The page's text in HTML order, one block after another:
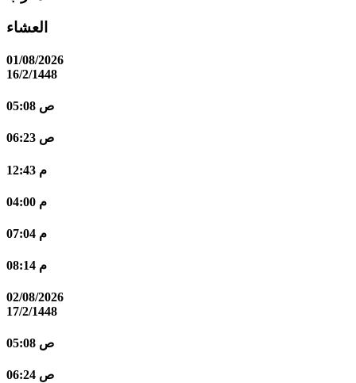
العشاء
01/08/2026
16/2/1448
05:08 ص
06:23 ص
12:43 م
04:00 م
07:04 م
08:14 م
02/08/2026
17/2/1448
05:08 ص
06:24 ص